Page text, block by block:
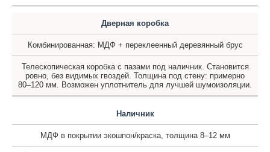
Дверная коробка
Комбинированная: МДФ + переклеенный деревянный брус
Телескопическая коробка с пазами под наличник. Становится
ровно, без видимых гвоздей. Толщина под стену: примерно
80–120 мм. Возможен уплотнитель для лучшей шумоизоляции.
Наличник
МДФ в покрытии экошпон/краска, толщина 8–12 мм